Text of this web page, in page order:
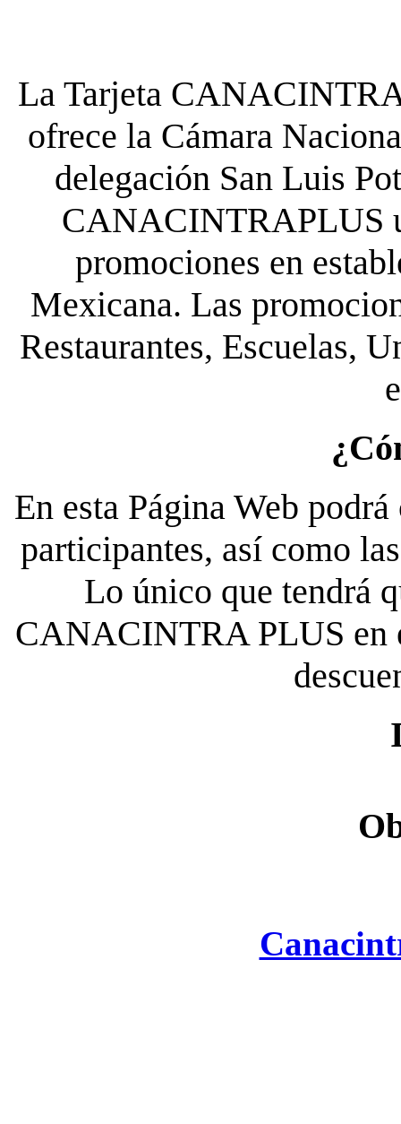
La Tarjeta
ofrece la Cámara
delegación San Luis
CANACINTRAPLUS
promociones en
Mexicana. Las
Restaurantes, Escuelas,
En esta Página Web
participantes, así como
Lo único que tendrá
CANACINTRA PLUS en